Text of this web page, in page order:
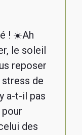
! ☀️Ah
le soleil
reposer
de
a-t-il pas
des